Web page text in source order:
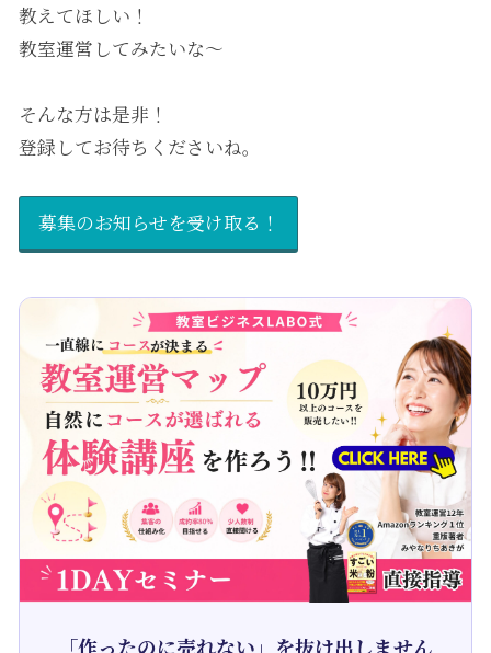
教えてほしい！
教室運営してみたいな～
そんな方は是非！
登録してお待ちくださいね。
募集のお知らせを受け取る！
「作ったのに売れない」を抜け出しません